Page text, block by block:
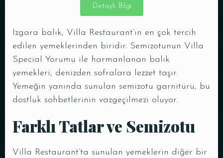
Detaylı Bilgi
Izgara balık, Villa Restaurant’ın en çok tercih
edilen yemeklerinden biridir. Semizotunun Villa
Special Yorumu ile harmanlanan balık
yemekleri, denizden sofralara lezzet taşır.
Yemeğin yanında sunulan semizotu garnitürü, bu
dostluk sohbetlerinin vazgeçilmezi oluyor.
Farklı Tatlar ve Semizotu
Villa Restaurant’ta sunulan yemeklerin diğer bir